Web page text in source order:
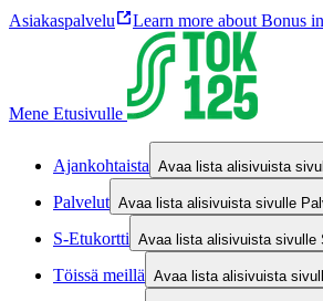
Asiakaspalvelu Learn more about Bonus
Mene Etusivulle
Ajankohtaista Avaa lista alisivuista
Palvelut Avaa lista alisivuista sivulle
S-Etukortti Avaa lista alisivuista sivulle
Töissä meillä Avaa lista alisivuista